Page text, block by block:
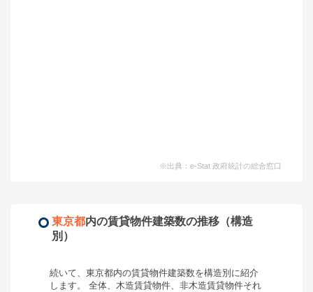
※出典：e-Stat 政府統計の総合窓口
東京都内の賃貸物件建築数の推移（構造
別）
続いて、 東京都内の賃貸物件建築数を構造別に紹介
します。 全体、木造賃貸物件、非木造賃貸物件それ